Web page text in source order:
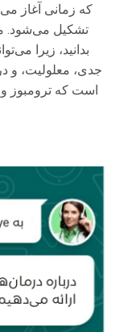
که زمانی آغاز
تشکیل می‌شود.
بدانید، زیرا
جدی، معلولیت، و
است که ترومبوز